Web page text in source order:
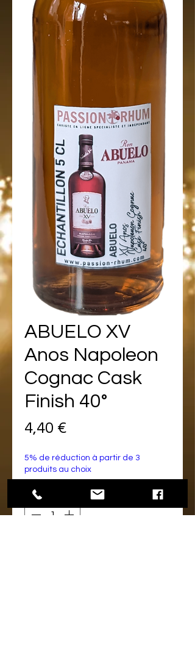
ABUELO XV
Anos Napoleon
Cognac Cask
Finish 40°
4,40 €
5% de réduction à partir de 3
produits au choix
Quantité